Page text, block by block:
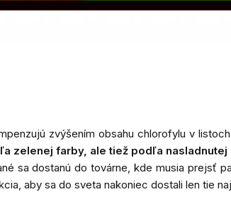
zvýšením obsahu chlorofylu v
zelenej farby, ale tiež podľa nasladnutej
sa dostanú do továrne, kde musia prejsť
aby sa do sveta nakoniec dostali len tie